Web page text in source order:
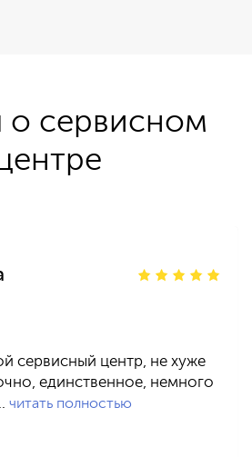
о сервисном
сервисный центр, не хуже
единственное, немного
читать полностью